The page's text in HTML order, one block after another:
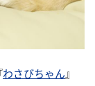
わさびちゃん 』